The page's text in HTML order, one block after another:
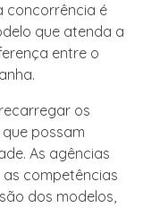
concorrência é
que atenda a
entre o
os
possam
As agências
competências
dos modelos,